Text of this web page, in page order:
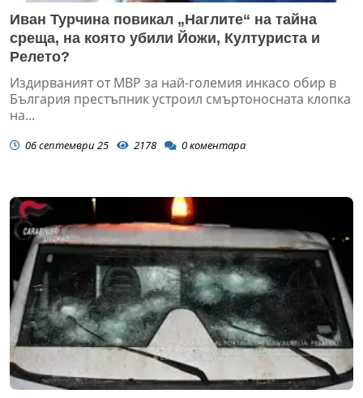
Иван Турчина повикал „Наглите“ на тайна
среща, на която убили Йожи, Културиста и
Релето?
Издирваният от МВР за най-големия инкасо обир в
България престъпник устроил смъртоносната клопка
на...
06 септември 25 2178 0коментара